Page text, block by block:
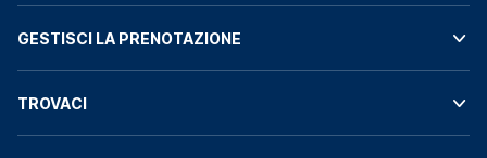
GESTISCI LA PRENOTAZIONE
TROVACI